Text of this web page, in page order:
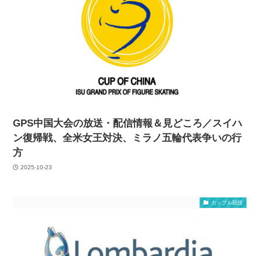
GPS中国大会の放送・配信情報＆見どころ／スイハ
ン復帰戦、全米女王対決、ミラノ五輪代表争いの行
方
2025-10-23
カップル競技